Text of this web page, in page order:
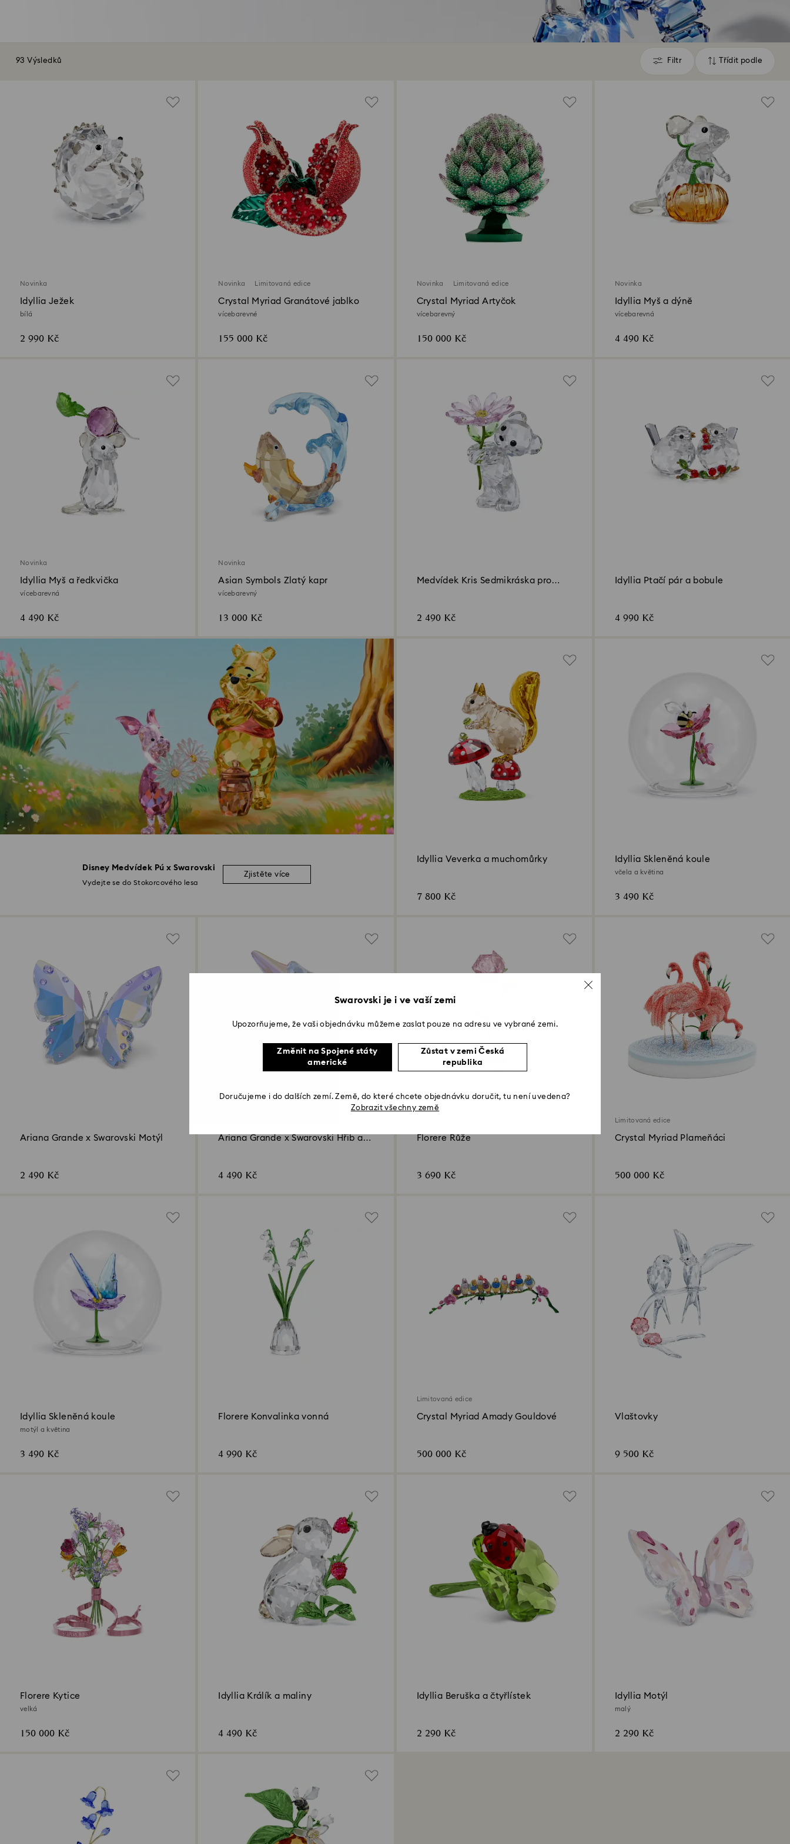
93 Výsledků Filtr
Filtr Třídit podle
Třídit
Disney Medvídek Pú x Swarovski
Vydejte se do Stokorcového lesa
Zjistěte více
Novinka
Idyllia Ježek
bílá
2 990 Kč
Novinka Limitovaná edice
Crystal Myriad Granátové jablko
vícebarevné
155 000 Kč
Novinka Limitovaná edice
Crystal Myriad Artyčok
vícebarevný
150 000 Kč
Novinka
Idyllia Myš a dýně
vícebarevná
4 490 Kč
Novinka
Idyllia Myš a ředkvička
vícebarevná
4 490 Kč
Novinka
Asian Symbols Zlatý kapr
vícebarevný
13 000 Kč
Medvídek Kris Sedmikráska pro
2 490 Kč
Idyllia Ptačí pár a bobule
4 990 Kč
Idyllia Veverka a muchomůrky
7 800 Kč
Idyllia Skleněná koule
včela a květina
3 490 Kč
Ariana Grande x Swarovski Motýl
2 490 Kč
Ariana Grande x Swarovski Hřib a
4 490 Kč
Florere Růže
3 690 Kč
Limitovaná edice
Crystal Myriad Plameňáci
500 000 Kč
Idyllia Skleněná koule
motýl a květina
3 490 Kč
Florere Konvalinka vonná
4 990 Kč
Limitovaná edice
Crystal Myriad Amady Gouldové
500 000 Kč
Vlaštovky
9 500 Kč
Florere Kytice
velká
150 000 Kč
Idyllia Králík a maliny
4 490 Kč
Idyllia Beruška a čtyřlístek
2 290 Kč
Idyllia Motýl
malý
2 290 Kč
Swarovski je i ve vaší zemi
Upozorňujeme, že vaši objednávku můžeme zaslat pouze na adresu ve vybrané zemi.
Změnit na Spojené státy
americké
Zůstat v zemi Česká
republika
Doručujeme i do dalších zemí. Země, do které chcete objednávku doručit, tu není uvedena?
Zobrazit všechny země